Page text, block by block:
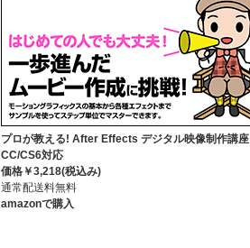
プロが教える! After Effects デジタル映像制作講座
CC/CS6対応
価格￥3,218(税込み)
通常配送料無料
amazonで購入